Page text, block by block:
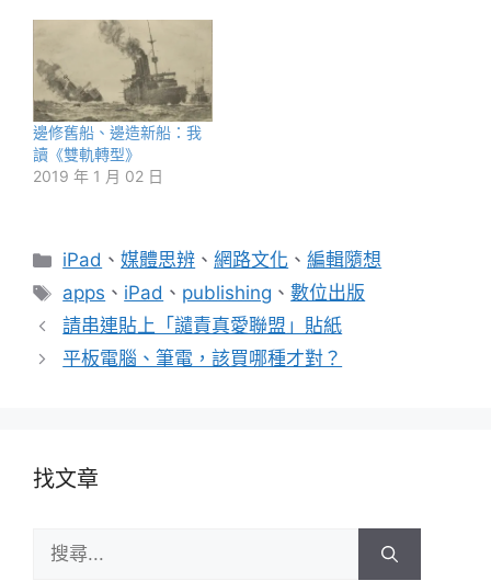
邊修舊船、邊造新船：我
讀《雙軌轉型》
2019 年 1 月 02 日
分
類
iPad 、媒體思辨 、網路文化 、編輯隨想
標
籤
apps 、 iPad 、 publishing 、數位出版
請串連貼上「譴責真愛聯盟」貼紙
平板電腦、筆電，該買哪種才對？
找文章
尋: